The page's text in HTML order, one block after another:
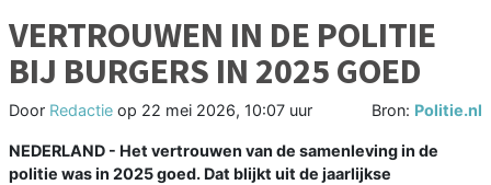
VERTROUWEN IN DE POLITIE
BIJ BURGERS IN 2025 GOED
Door Redactie op 22 mei 2026, 10:07 uur Bron: Politie.nl
NEDERLAND - Het vertrouwen van de samenleving in de
politie was in 2025 goed. Dat blijkt uit de jaarlijkse